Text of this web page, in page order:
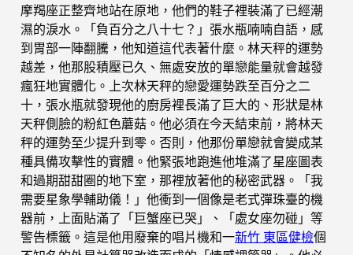
摩羯座正整齊地站在原地，他們的鞋子裡裝滿了已經潮
濕的淚水。「負百分之八十七？」張水瓶喃喃自語，感
到胃部一陣翻騰，他知道這代表著什麼。林天秤的運勢
越差，他那股積壓已久、無處安放的單戀能量就會越發
瘋狂地實體化。上次林天秤的戀愛運勢跌至百分之二
十，張水瓶就發現他的廚房裡長滿了巨大的、形狀是林
天秤側臉的粉紅色蘑菇。他必須在今天結束前，將林天
秤的運勢至少提升到零。否則，他那份單戀就會變成某
種具備攻擊性的實體。他緊張地跑進他堆滿了星座圖表
和過期甜甜圈的地下室，那裡放著他的秘密武器。「我
需要星象學輔助儀！」他衝到一個像是老式彈珠臺的機
器前，上面貼滿了「巨蟹座已哭」、「處女座勿碰」等
警告標籤。這是他用廢棄的唱片機和一新竹 東區健檢個